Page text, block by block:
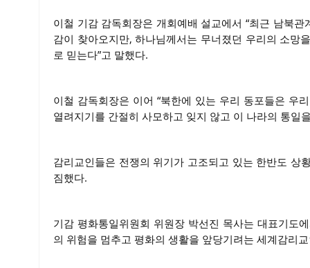
이철 기감 감독회장은 개회예배 설교에서 “최근 남북
감이 찾아오지만, 하나님께서는 무너졌던 우리의 소망
로 믿는다”고 말했다.
이철 감독회장은 이어 “북한에 있는 우리 동포들은 우
열려지기를 간절히 사모하고 잊지 않고 이 나라의 통일
감리교인들은 전쟁의 위기가 고조되고 있는 한반도 상
짐했다.
기감 평화통일위원회 위원장 박선진 목사는 대표기도
의 위험을 멈추고 평화의 생활을 앞당기려는 세계감리